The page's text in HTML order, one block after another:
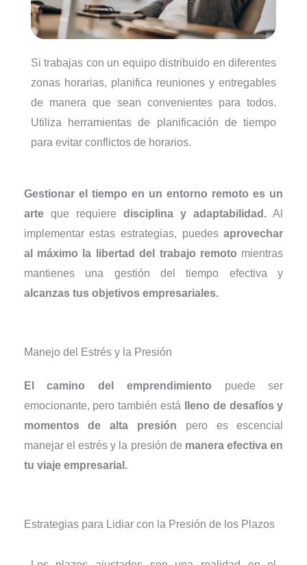
Si trabajas con un equipo distribuido en diferentes
zonas horarias, planifica reuniones y entregables
de manera que sean convenientes para todos.
Utiliza herramientas de planificación de tiempo
para evitar conflictos de horarios.
Gestionar el tiempo en un entorno remoto es un
arteque requiere disciplina y adaptabilidad. Al
implementar estas estrategias, puedesaprovechar
al máximo la libertad del trabajo remoto mientras
mantienes una gestión del tiempo efectiva y
alcanzas tus objetivos empresariales.
Manejo del Estrés y la Presión
El camino del emprendimiento puede ser
emocionante, pero también está
lleno de desafíos y
momentos de alta presión pero es escencial
manejar el estrés y la presión de manera efectiva en
tu viaje empresarial.
Estrategias para Lidiar con la Presión de los Plazos